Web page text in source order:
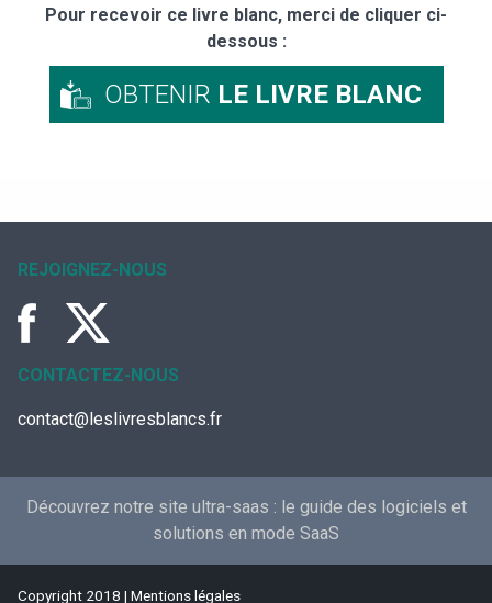
Pour recevoir ce livre blanc, merci de cliquer ci-
dessous :
OBTENIR LE LIVRE BLANC
REJOIGNEZ-NOUS
CONTACTEZ-NOUS
contact@leslivresblancs.fr
Découvrez notre site ultra-saas : le guide des logiciels et
solutions en mode SaaS
Copyright 2018 | Mentions légales